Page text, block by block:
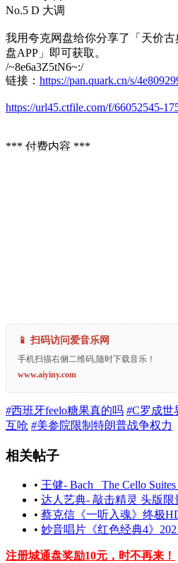
No.5 D 大调
我用夸克网盘给你分享了「天价古
盘APP」即可获取。
/~8e6a3Z5tN6~:/
链接： https://pan.quark.cn/s/
https://url45.ctfile.com/f/66052545-
*** 付费内容 ***
📱 扫码访问爱音乐网
手机扫描右侧二维码,随时下载音乐！
www.aiyiny.com
#西班牙feelo糖果真的吗 #C罗成世
互呛 #美参院限制特朗普战争权力
相关帖子
• 王健- Bach_ The Cello
• 达人艺典- 敲击精灵 头版
• 蔡克信《一听入魂》终极
• 妙音唱片《红色经典4》
注册城通盘奖励10元，时不再来！